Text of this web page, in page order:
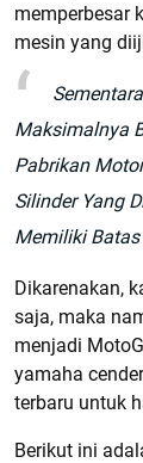
memperbesar
mesin yang
Maksimalnya
Pabrikan
Silinder Yang
Memiliki Batas
Dikarenakan,
saja, maka
menjadi
yamaha
terbaru untuk
Berikut ini